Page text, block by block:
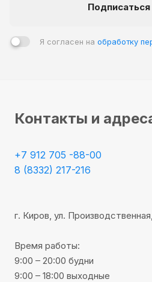
Подписаться
Я согласен на обработку
Контакты и
+7 912 705 -88-00
8 (8332) 217-216
г. Киров, ул.
Время работы:
9:00 – 20:00 будни
9:00 – 18:00 выходные